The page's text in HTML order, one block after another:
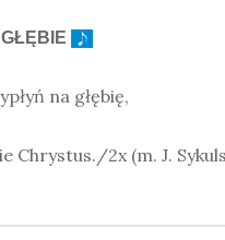
na głębię,
Chrystus./2x (m. J.